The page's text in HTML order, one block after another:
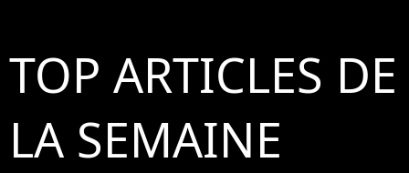
TOP ARTICLES DE
LA SEMAINE